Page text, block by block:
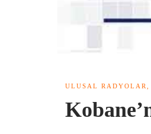
ULUSAL RADYOLAR